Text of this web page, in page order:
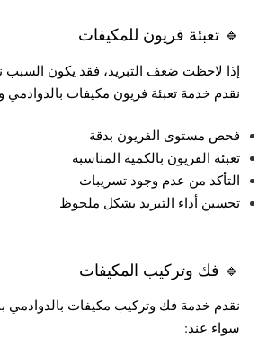
🔹 تعبئة فريون للمكيفات
إذا لاحظت ضعف التبريد، فقد يكون
نقدم خدمة تعبئة فريون مكيفات
فحص مستوى الفريون بدقة
تعبئة الفريون بالكمية المناسبة
التأكد من عدم وجود تسريبات
تحسين أداء التبريد بشكل ملحوظ
🔹 فك وتركيب المكيفات
نقدم خدمة فك وتركيب مكيفات بالدوادمي
سواء عند: